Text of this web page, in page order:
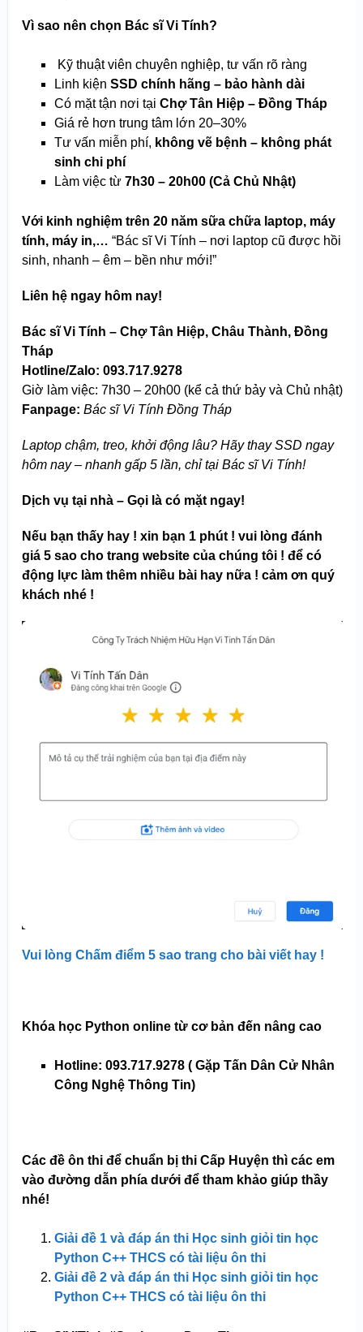
Vì sao nên chọn Bác sĩ Vi Tính?
‍ Kỹ thuật viên chuyên nghiệp, tư vấn rõ ràng
Linh kiện SSD chính hãng – bảo hành dài
Có mặt tận nơi tại Chợ Tân Hiệp – Đồng Tháp
Giá rẻ hơn trung tâm lớn 20–30%
Tư vấn miễn phí, không vẽ bệnh – không phát
sinh chi phí
Làm việc từ 7h30 – 20h00 (Cả Chủ Nhật)
Với kinh nghiệm trên 20 năm sữa chữa laptop, máy
tính, máy in,… “Bác sĩ Vi Tính – nơi laptop cũ được hồi
sinh, nhanh – êm – bền như mới!”
Liên hệ ngay hôm nay!
Bác sĩ Vi Tính – Chợ Tân Hiệp, Châu Thành, Đồng
Tháp
Hotline/Zalo: 093.717.9278
Giờ làm việc: 7h30 – 20h00 (kể cả thứ bảy và Chủ nhật)
Fanpage: Bác sĩ Vi Tính Đồng Tháp
Laptop chậm, treo, khởi động lâu? Hãy thay SSD ngay
hôm nay – nhanh gấp 5 lần, chỉ tại Bác sĩ Vi Tính!
Dịch vụ tại nhà – Gọi là có mặt ngay!
Nếu bạn thấy hay ! xin bạn 1 phút ! vui lòng đánh
giá 5 sao cho trang website của chúng tôi ! để có
động lực làm thêm nhiều bài hay nữa ! cảm ơn quý
khách nhé !
Vui lòng Chấm điểm 5 sao trang cho bài viết hay !
Khóa học Python online từ cơ bản đến nâng cao
Hotline: 093.717.9278 ( Gặp Tấn Dân Cử Nhân
Công Nghệ Thông Tin)
Các đề ôn thi để chuẩn bị thi Cấp Huyện thì các em
vào đường dẫn phía dưới để tham khảo giúp thầy
nhé!
Giải đề 1 và đáp án thi Học sinh giỏi tin học
Python C++ THCS có tài liệu ôn thi
Giải đề 2 và đáp án thi Học sinh giỏi tin học
Python C++ THCS có tài liệu ôn thi